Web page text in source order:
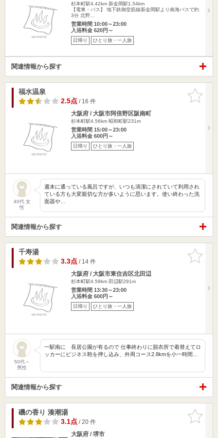
杉本町駅4.42km 新金岡駅1.54km
【電車・バス】 地下鉄御堂筋線新金岡駅より南海バスで約
3分 北野…
営業時間 10:00～23:00
入浴料金 620円～
日帰り ひとり旅・一人旅
関連情報から探す
お気に入
りに追加
福水温泉
2.5点/ 16 件
大阪府 / 大阪市阿倍野区阪南町
杉本町駅4.56km 昭和町駅231m
営業時間 15:00～23:00
入浴料金 600円～
日帰り ひとり旅・一人旅
40代 女
性
週末に通っている風呂ですが、いつも清潔にされていて利用され
ている方も大変親切な方が多いように思います。使い終わった洗
面器や…
関連情報から探す
お気に入
りに追加
千寿湯
3.3点/ 14 件
大阪府 / 大阪市東住吉区北田辺
杉本町駅4.59km 田辺駅291m
営業時間 13:30～23:00
入浴料金 600円～
日帰り ひとり旅・一人旅
50代～
男性
一駅南に 長居公園が有るので 仕事終わりに脱衣所で着替えてロ
ッカーにビジネス鞄を押し込み、外周コース2.8kmを小一時間…
関連情報から探す
お気に入
りに追加
磯の香り 湊潮湯
3.1点/ 20 件
大阪府 / 堺市